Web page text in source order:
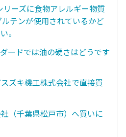
ーズに食物アレルギー物質
テンが使用されているかど
。
ードでは油の硬さはどうです
ズキ機工株式会社で直接買
（千葉県松戸市）へ買いに